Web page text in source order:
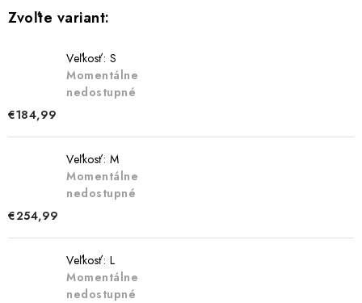
Veľkosť: S
Momentálne
nedostupné
€184,99
Veľkosť: M
Momentálne
nedostupné
€254,99
Veľkosť: L
Momentálne
nedostupné